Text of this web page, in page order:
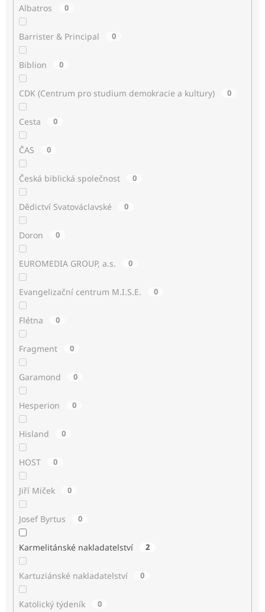
Albatros 0
Barrister & Principal 0
Biblion 0
CDK (Centrum pro studium demokracie a kultury) 0
Cesta 0
ČAS 0
Česká biblická společnost 0
Dědictví Svatováclavské 0
Doron 0
EUROMEDIA GROUP, a.s. 0
Evangelizační centrum M.I.S.E. 0
Flétna 0
Fragment 0
Garamond 0
Hesperion 0
Hisland 0
HOST 0
Jiří Miček 0
Josef Byrtus 0
Karmelitánské nakladatelství 2
Kartuziánské nakladatelství 0
Katolický týdeník 0